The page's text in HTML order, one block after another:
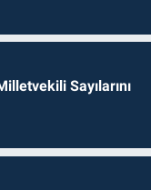
Sayılarını